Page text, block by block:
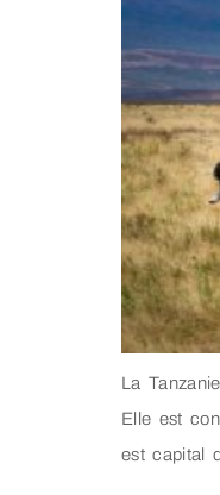
La
Elle est
est capital